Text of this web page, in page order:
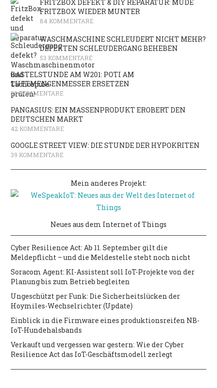
FRITZBOX DEFEKT & DIY REPARATUR: MÜDE
FRITZBOX WIEDER MUNTER
84 KOMMENTARE
WASCHMASCHINE SCHLEUDERT NICHT MEHR?
DEFEKTEN SCHLEUDERGANG BEHEBEN
53 KOMMENTARE
BASTELSTUNDE AM W201: POTI AM
LUFTMENGENMESSER ERSETZEN
50 KOMMENTARE
PANGASIUS: EIN MASSENPRODUKT EROBERT DEN
DEUTSCHEN MARKT
42 KOMMENTARE
GOOGLE STREET VIEW: DIE STUNDE DER HYPOKRITEN
39 KOMMENTARE
Mein anderes Projekt:
Neues aus dem Internet of Things
Cyber Resilience Act: Ab 11. September gilt die
Meldepflicht – und die Meldestelle steht noch nicht
Soracom Agent: KI-Assistent soll IoT-Projekte von der
Planung bis zum Betrieb begleiten
Ungeschützt per Funk: Die Sicherheitslücken der
Hoymiles-Wechselrichter (Update)
Einblick in die Firmware eines produktionsreifen NB-
IoT-Hundehalsbands
Verkauft und vergessen war gestern: Wie der Cyber
Resilience Act das IoT-Geschäftsmodell zerlegt